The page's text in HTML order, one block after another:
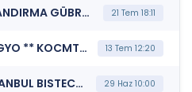
***BAGFS*** BAGFAŞ BANDIRMA GÜBRE FABRİKALARI A.Ş. (Özel Durum Açıklaması (Genel)) 21 Tem 18:11
***DAGI ** TURSG ** HLGYO ** KOCMT ** ALBRK ** TCELL ** SEKFK ** CEMAS ** SISE ** TSPOR ** VAKFN ** SKBNK ** BIOEN ** DENGE ** IHLGM ** GSDDE ** BETAE ** GRNYO ** SANEL ** SELVA ** VKGYO ** EKGYO ** VERTU ** KAREL ** KUVVA ** IEYHO ** PRZMA ** ARMGD ** EUYO ** GENTS ** DOFRB ** KARSN ** ISFIN ** BRKO ** HRKET ** NTHOL ** OZYSR ** TTKOM ** KZBGY ** USAK ** SRVGY ** BFREN ** BAGFS ** TEKTU*** MERKEZİ KAYIT KURULUŞU A.Ş. (SPK İşlem Yasağı Nedeniyle Pay Duyurusu) 13 Tem 12:20
***BAGFS*** BORSA İSTANBUL BISTECH DEVRE KESİCİ UYGULAMASI (Pay Bazında Devre Kesici Bildirimi) 29 Haz 10:00